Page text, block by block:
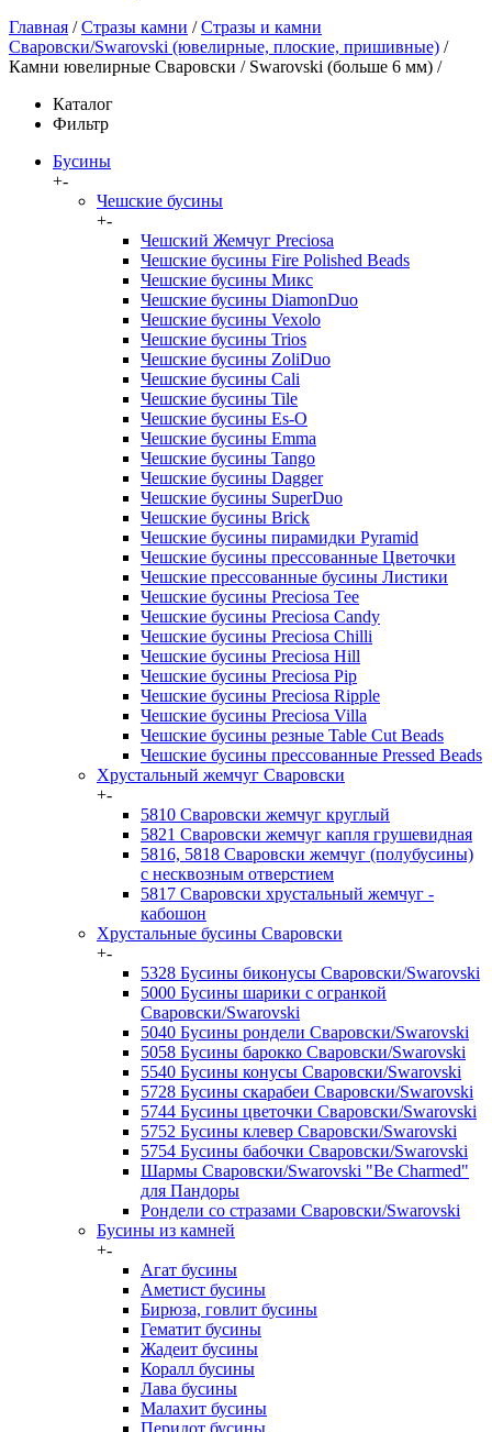
Главная /Стразы камни /Стразы и камни
Сваровски/Swarovski (ювелирные, плоские, пришивные) /
Камни ювелирные Сваровски / Swarovski (больше 6 мм) /
Каталог
Фильтр
Бусины
+-
Чешские бусины
+-
Чешский Жемчуг Preciosa
Чешские бусины Fire Polished Beads
Чешские бусины Микс
Чешские бусины DiamonDuo
Чешские бусины Vexolo
Чешские бусины Trios
Чешские бусины ZoliDuo
Чешские бусины Cali
Чешские бусины Tile
Чешские бусины Es-O
Чешские бусины Emma
Чешские бусины Tango
Чешские бусины Dagger
Чешские бусины SuperDuo
Чешские бусины Brick
Чешские бусины пирамидки Pyramid
Чешские бусины прессованные Цветочки
Чешские прессованные бусины Листики
Чешские бусины Preciosa Tee
Чешские бусины Preciosa Candy
Чешские бусины Preciosa Chilli
Чешские бусины Preciosa Hill
Чешские бусины Preciosa Pip
Чешские бусины Preciosa Ripple
Чешские бусины Preciosa Villa
Чешские бусины резные Table Cut Beads
Чешские бусины прессованные Pressed Beads
Хрустальный жемчуг Сваровски
+-
5810 Сваровски жемчуг круглый
5821 Сваровски жемчуг капля грушевидная
5816, 5818 Сваровски жемчуг (полубусины)
с несквозным отверстием
5817 Сваровски хрустальный жемчуг -
кабошон
Хрустальные бусины Сваровски
+-
5328 Бусины биконусы Сваровски/Swarovski
5000 Бусины шарики с огранкой
Сваровски/Swarovski
5040 Бусины рондели Сваровски/Swarovski
5058 Бусины барокко Сваровски/Swarovski
5540 Бусины конусы Сваровски/Swarovski
5728 Бусины скарабеи Сваровски/Swarovski
5744 Бусины цветочки Сваровски/Swarovski
5752 Бусины клевер Сваровски/Swarovski
5754 Бусины бабочки Сваровски/Swarovski
Шармы Сваровски/Swarovski "Be Charmed"
для Пандоры
Рондели со стразами Сваровски/Swarovski
Бусины из камней
+-
Агат бусины
Аметист бусины
Бирюза, говлит бусины
Гематит бусины
Жадеит бусины
Коралл бусины
Лава бусины
Малахит бусины
Перидот бусины